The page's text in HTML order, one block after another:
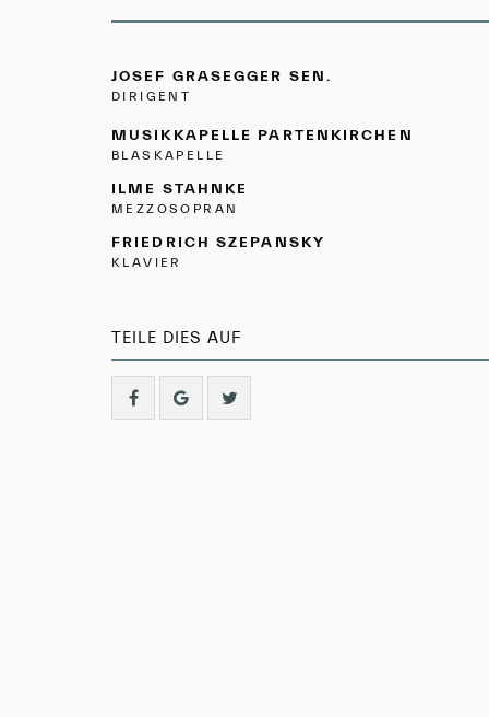
JOSEF GRASEGGER SEN.
DIRIGENT
MUSIKKAPELLE PARTENKIRCHEN
BLASKAPELLE
ILME STAHNKE
MEZZOSOPRAN
FRIEDRICH SZEPANSKY
KLAVIER
TEILE DIES AUF